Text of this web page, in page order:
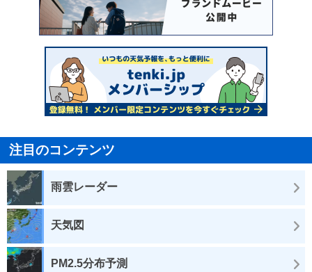
注目のコンテンツ
雨雲レーダー
天気図
PM2.5分布予測